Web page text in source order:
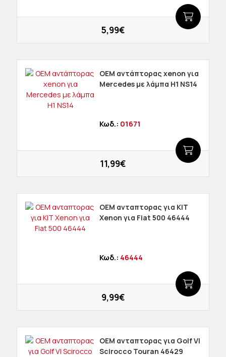
5,99€
OEM αντάπτορας xenon για
Mercedes με λάμπα H1 NS14
Κωδ.: 01671
11,99€
OEM ανταπτορας για KIT
Χenon για Fiat 500 46444
Κωδ.: 46444
9,99€
OEM ανταπτορας για Golf VI
Scirocco Touran 46429